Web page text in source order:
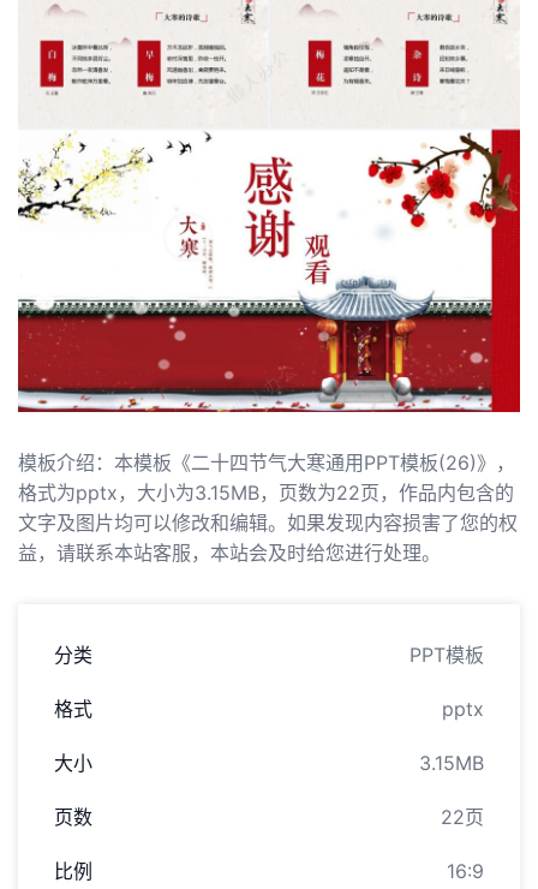
模板介绍：本模板《二十四节气大寒通用PPT模板(26)》，
格式为pptx，大小为3.15MB，页数为22页，作品内包含的
文字及图片均可以修改和编辑。如果发现内容损害了您的权
益，请联系本站客服，本站会及时给您进行处理。
分类 PPT模板
格式 pptx
大小 3.15MB
页数 22页
比例 16:9